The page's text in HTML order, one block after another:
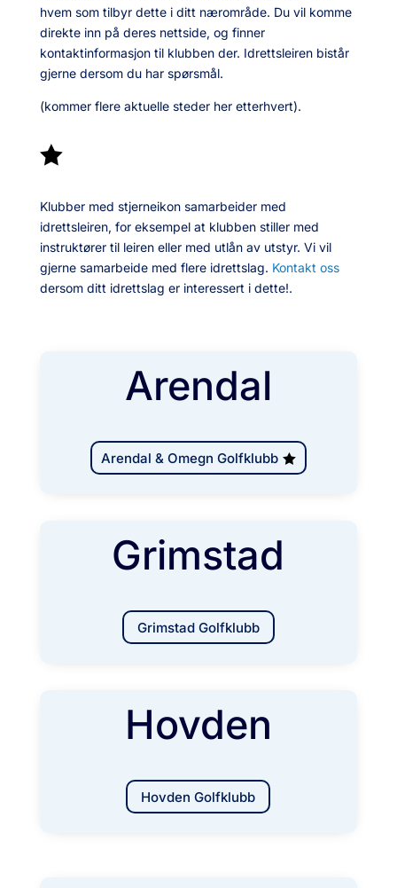
hvem som tilbyr dette i ditt nærområde. Du vil komme
direkte inn på deres nettside, og finner
kontaktinformasjon til klubben der. Idrettsleiren bistår
gjerne dersom du har spørsmål.
(kommer flere aktuelle steder her etterhvert).

Klubber med stjerneikon samarbeider med
idrettsleiren, for eksempel at klubben stiller med
instruktører til leiren eller med utlån av utstyr. Vi vil
gjerne samarbeide med flere idrettslag. Kontakt oss
dersom ditt idrettslag er interessert i dette!.
Arendal
Arendal & Omegn Golfklubb
Grimstad
Grimstad Golfklubb
Hovden
Hovden Golfklubb